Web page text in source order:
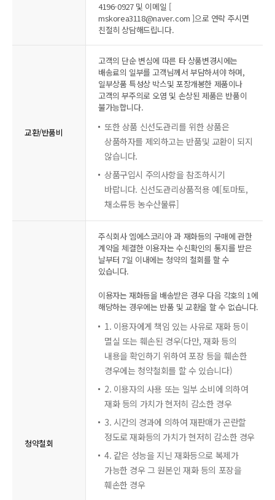
4196-0927 및 이메일 [
mskorea3118@naver.com ]으로 연락 주시면
친절히 상담해드립니다.
교환/반품비
고객의 단순 변심에 따른 타 상품변경시에는
배송료의 일부를 고객님께서 부담하셔야 하며,
일부상품 특성상 박스및 포장개봉한 제품이나
고객의 부주의로 오염 및 손상된 제품은 반품이
불가능합니다.
또한 상품 신선도관리를 위한 상품은
상품하자를 제외하고는 반품및 교환이 되지
않습니다.
상품구입시 주의사항을 참조하시기
바랍니다. 신선도관리상품적용 예[토마토,
채소류등 농수산물류]
청약철회
주식회사 엠에스코리아 과 재화등의 구매에 관한
계약을 체결한 이용자는 수신확인의 통지를 받은
날부터 7일 이내에는 청약의 철회를 할 수
있습니다.
이용자는 재화등을 배송받은 경우 다음 각호의 1에
해당하는 경우에는 반품 및 교환을 할 수 없습니다.
1. 이용자에게 책임 있는 사유로 재화 등이
멸실 또는 훼손된 경우(다만, 재화 등의
내용을 확인하기 위하여 포장 등을 훼손한
경우에는 청약철회를 할 수 있습니다)
2. 이용자의 사용 또는 일부 소비에 의하여
재화 등의 가치가 현저히 감소한 경우
3. 시간의 경과에 의하여 재판매가 곤란할
정도로 재화등의 가치가 현저히 감소한 경우
4. 같은 성능을 지닌 재화등으로 복제가
가능한 경우 그 원본인 재화 등의 포장을
훼손한 경우